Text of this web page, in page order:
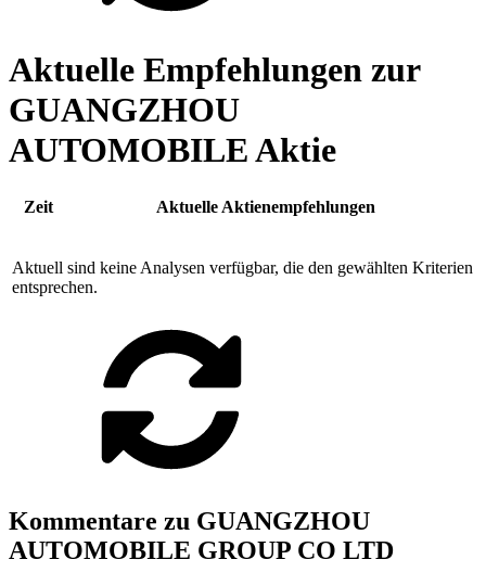
Aktuelle Empfehlungen zur
GUANGZHOU
AUTOMOBILE Aktie
Zeit Aktuelle Aktienempfehlungen
Aktuell sind keine Analysen verfügbar, die den gewählten Kriterien
entsprechen.
Kommentare zu GUANGZHOU
AUTOMOBILE GROUP CO LTD